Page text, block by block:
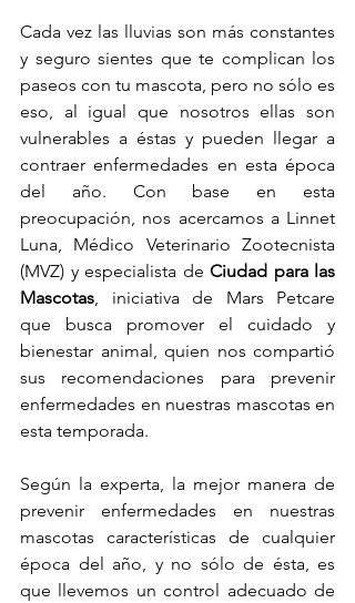
Cada vez las lluvias son más constantes
y seguro sientes que te complican los
paseos con tu mascota, pero no sólo es
eso, al igual que nosotros ellas son
vulnerables a éstas y pueden llegar a
contraer enfermedades en esta época
del año. Con base en esta
preocupación, nos acercamos a Linnet
Luna, Médico Veterinario Zootecnista
(MVZ) y especialista de Ciudad para las
Mascotas , iniciativa de Mars Petcare
que busca promover el cuidado y
bienestar animal, quien nos compartió
sus recomendaciones para prevenir
enfermedades en nuestras mascotas en
esta temporada.
Según la experta, la mejor manera de
prevenir enfermedades en nuestras
mascotas características de cualquier
época del año, y no sólo de ésta, es
que llevemos un control adecuado de